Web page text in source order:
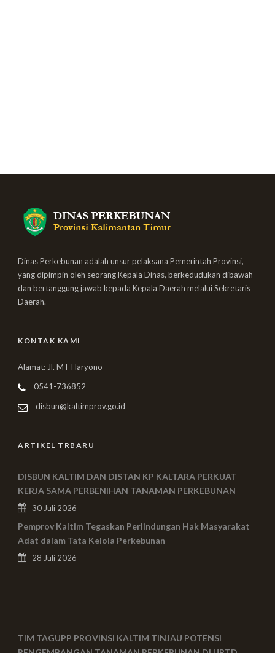
Dinas Perkebunan adalah unsur pelaksana Pemerintah Provinsi,
yang dipimpin oleh seorang Kepala Dinas, berkedudukan dibawah
dan bertanggung jawab kepada Kepala Daerah melalui Sekretaris
Daerah.
KONTAK KAMI
Alamat: Jl. MT Haryono
0541-736852
disbun@kaltimprov.go.id
ARTIKEL TRBARU
DISBUN KALTIM DAN DISTAN KP KALTARA PERKUAT
KERJA SAMA PERBENIHAN TANAMAN PERKEBUNAN
30 Juli 2026
Pemprov Kaltim Tegaskan Perlindungan Hak Masyarakat
Adat dalam Tata Kelola Perkebunan
28 Juli 2026
TIM TAGUPP PROVINSI KALTIM TINJAU POTENSI